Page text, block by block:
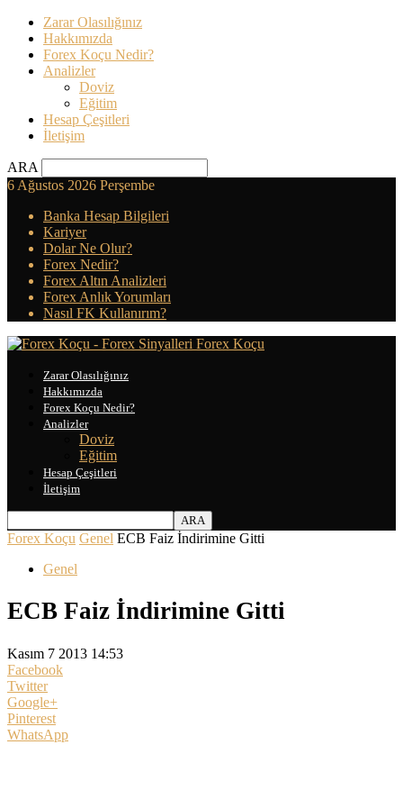
Zarar Olasılığınız
Hakkımızda
Forex Koçu Nedir?
Analizler
Doviz
Eğitim
Hesap Çeşitleri
İletişim
ARA
6 Ağustos 2026 Perşembe
Banka Hesap Bilgileri
Kariyer
Dolar Ne Olur?
Forex Nedir?
Forex Altın Analizleri
Forex Anlık Yorumları
Nasıl FK Kullanırım?
Forex Koçu
Zarar Olasılığınız
Hakkımızda
Forex Koçu Nedir?
Analizler
Doviz
Eğitim
Hesap Çeşitleri
İletişim
Forex Koçu Genel ECB Faiz İndirimine Gitti
Genel
ECB Faiz İndirimine Gitti
Kasım 7 2013 14:53
Facebook
Twitter
Google+
Pinterest
WhatsApp